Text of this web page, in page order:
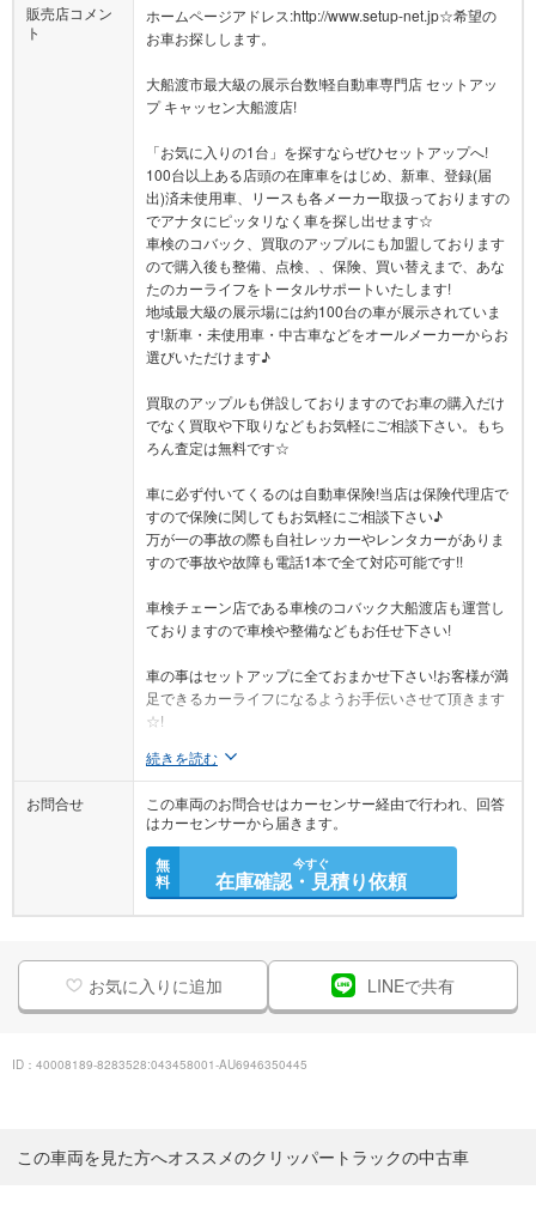
販売店コメン
ト
ホームページアドレス:http://www.setup-net.jp☆希望の
お車お探しします。
大船渡市最大級の展示台数!軽自動車専門店 セットアッ
プ キャッセン大船渡店!
「お気に入りの1台」を探すならぜひセットアップへ!
100台以上ある店頭の在庫車をはじめ、新車、登録(届
出)済未使用車、リースも各メーカー取扱っておりますの
でアナタにピッタリなく車を探し出せます☆
車検のコバック、買取のアップルにも加盟しております
ので購入後も整備、点検、、保険、買い替えまで、あな
たのカーライフをトータルサポートいたします!
地域最大級の展示場には約100台の車が展示されていま
す!新車・未使用車・中古車などをオールメーカーからお
選びいただけます♪
買取のアップルも併設しておりますのでお車の購入だけ
でなく買取や下取りなどもお気軽にご相談下さい。もち
ろん査定は無料です☆
車に必ず付いてくるのは自動車保険!当店は保険代理店で
すので保険に関してもお気軽にご相談下さい♪
万が一の事故の際も自社レッカーやレンタカーがありま
すので事故や故障も電話1本で全て対応可能です!!
車検チェーン店である車検のコバック大船渡店も運営し
ておりますので車検や整備などもお任せ下さい!
車の事はセットアップに全ておまかせ下さい!お客様が満
足できるカーライフになるようお手伝いさせて頂きます
☆!
続きを読む
お問合せ
この車両のお問合せはカーセンサー経由で行われ、回答
はカーセンサーから届きます。
無
料
今すぐ
在庫確認・見積り依頼
お気に入りに追加 LINEで共有
ID：40008189-8283528:043458001-AU6946350445
この車両を見た方へオススメのクリッパートラックの中古車